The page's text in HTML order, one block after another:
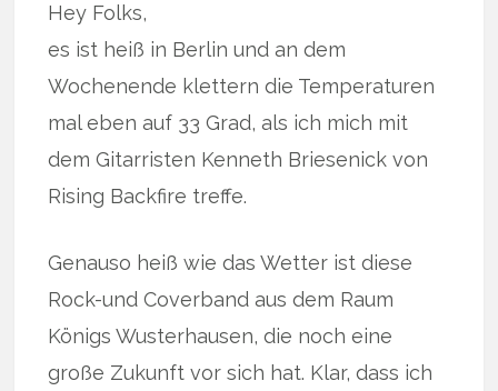
Hey Folks,
es ist heiß in Berlin und an dem
Wochenende klettern die Temperaturen
mal eben auf 33 Grad, als ich mich mit
dem Gitarristen Kenneth Briesenick von
Rising Backfire treffe.
Genauso heiß wie das Wetter ist diese
Rock-und Coverband aus dem Raum
Königs Wusterhausen, die noch eine
große Zukunft vor sich hat. Klar, dass ich